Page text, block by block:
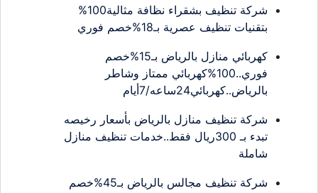
شركة تنظيف بشقراء نظافة مثالية100%
بتقنيات تنظيف عصرية بـ18%خصم فوري
كهربائي منازل بالرياض بـ15%خصم
فوري..100%كهربائي ممتاز وشاطر
بالرياض..كهربائي24ساعه/7أيام
شركة تنظيف منازل بالرياض بأسعار رخيصه
تبدء بـ 300ريال فقط..خدمات تنظيف منازل
شاملة
شركة تنظيف مجالس بالرياض بـ45%خصم